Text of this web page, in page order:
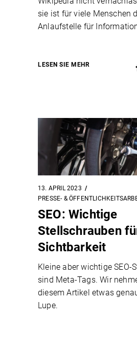
sie ist für viele Menschen
Anlaufstelle für
LESEN SIE MEHR
13. APRIL 2023
PRESSE- &
SEO: Wichtige
Stellschrauben
Sichtbarkeit
Kleine aber wichtige SEO-
sind Meta-Tags. Wir
diesem Artikel etwas
Lupe.